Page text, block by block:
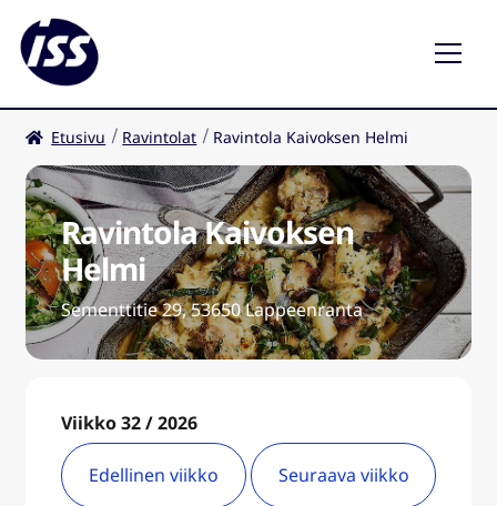
Ravintolat
Kahvilat
FI
Etusivu Ravintolat Ravintola Kaivoksen Helmi
Ravintola Kaivoksen
Helmi
Sementtitie 29, 53650 Lappeenranta
Viikko 32 / 2026
Edellinen viikko Seuraava viikko